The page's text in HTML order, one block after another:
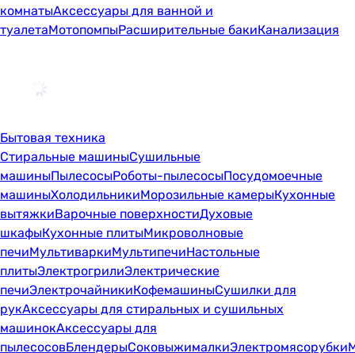
комнатыАксессуары для ванной и
туалетаМотопомпыРасширительные бакиКанализация
Бытовая техника
Стиральные машиныСушильные
машиныПылесосыРоботы-пылесосыПосудомоечные
машиныХолодильникиМорозильные камерыКухонные
вытяжкиВарочные поверхностиДуховые
шкафыКухонные плитыМикроволновые
печиМультиваркиМультипечиНастольные
плитыЭлектрогрилиЭлектрические
печиЭлектрочайникиКофемашиныСушилки для
рукАксессуары для стиральных и сушильных
машинокАксессуары для
пылесосовБлендерыСоковыжималкиЭлектромясорубки